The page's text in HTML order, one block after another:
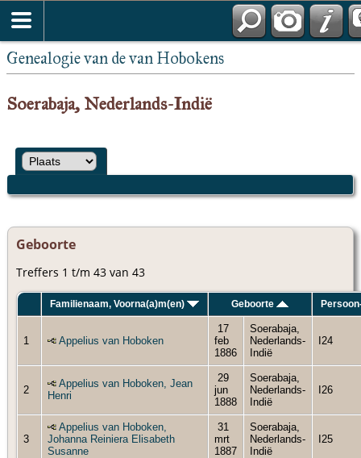
Genealogie van de van Hobokens
Soerabaja, Nederlands-Indië
Geboorte
Treffers 1 t/m 43 van 43
Familienaam, Voorna(a)m(en) Geboorte
1 Appelius van Hoboken
17
feb
1886
Soerabaja,
Nederlands-
Indië
I24
2
Appelius van Hoboken, Jean
Henri
29
jun
1888
Soerabaja,
Nederlands-
Indië
I26
3
Appelius van Hoboken,
Johanna Reiniera Elisabeth
Susanne
31
mrt
1887
Soerabaja,
Nederlands-
Indië
I25